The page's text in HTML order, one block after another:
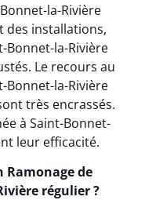
la-Rivière
des installations,
Bonnet-la-Rivière
Le recours au
Bonnet-la-Rivière
très encrassés.
à Saint-Bonnet-
leur efficacité.
Ramonage de
régulier ?